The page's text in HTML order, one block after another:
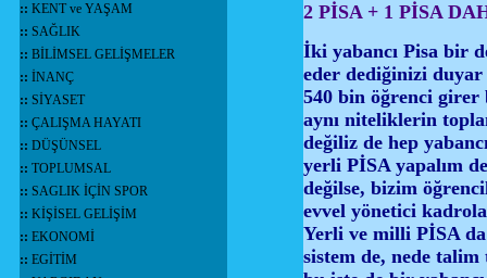
:: KENT ve YAŞAM
:: SAĞLIK
:: BİLİMSEL GELİŞMELER
:: İNANÇ
:: SİYASET
:: ÇALIŞMA HAYATI
:: DÜŞÜNSEL
:: TOPLUMSAL
:: SAGLIK İÇİN SPOR
:: KİŞİSEL GELİŞİM
:: EKONOMİ
:: EGİTİM
2 PİSA + 1 PİSA
İki yabancı Pisa bir
eder dediğinizi duyar
540 bin öğrenci
aynı niteliklerin
değiliz de hep
yerli PİSA yapalım
değilse, bizim
evvel yönetici
Yerli ve milli PİSA da
sistem de, nede